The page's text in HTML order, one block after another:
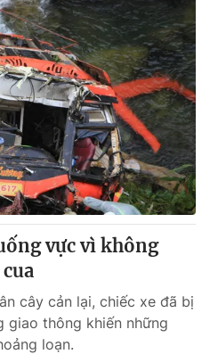
vực vì không
cây cản lại, chiếc xe đã bị
giao thông khiến những
loạn.